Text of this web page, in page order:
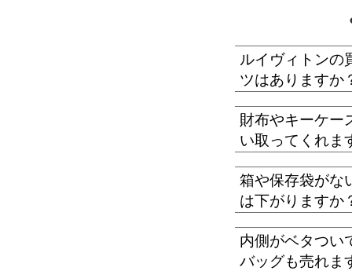
ルイヴィトンの
ツはありますか
財布やキーケー
い取ってくれま
箱や保存袋がな
は下がりますか
内側がベタつい
バッグも売れま